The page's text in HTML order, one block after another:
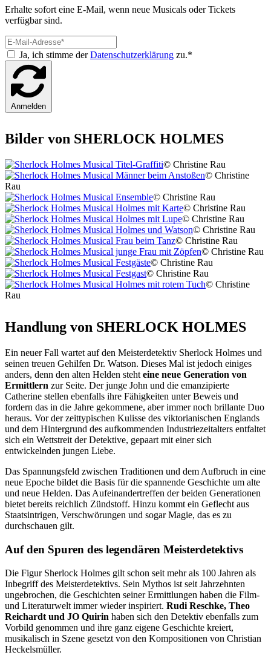
Erhalte sofort eine E-Mail, wenn neue Musicals oder Tickets
verfügbar sind.
Ja, ich stimme derDatenschutzerklärung zu.*
Anmelden
Bilder von SHERLOCK HOLMES
© Christine Rau
© Christine
Rau
© Christine Rau
© Christine Rau
© Christine Rau
© Christine Rau
© Christine Rau
© Christine Rau
© Christine Rau
© Christine Rau
© Christine
Rau
Handlung von SHERLOCK HOLMES
Ein neuer Fall wartet auf den Meisterdetektiv Sherlock Holmes und
seinen treuen Gehilfen Dr. Watson. Dieses Mal ist jedoch einiges
anders, denn den alten Helden steht eine neue Generation von
Ermittlern zur Seite. Der junge John und die emanzipierte
Catherine stellen ebenfalls ihre Fähigkeiten unter Beweis und
fordern das in die Jahre gekommene, aber immer noch brillante Duo
heraus. Vor der zeittypischen Kulisse des viktorianischen Englands
und dem Hintergrund des aufkommenden Industriezeitalters entfaltet
sich ein Wettstreit der Detektive, gepaart mit einer sich
entwickelnden jungen Liebe.
Das Spannungsfeld zwischen Traditionen und dem Aufbruch in eine
neue Epoche bildet die Basis für die spannende Geschichte um alte
und neue Helden. Das Aufeinandertreffen der beiden Generationen
bietet bereits reichlich Zündstoff. Hinzu kommt ein Geflecht aus
Staatsintrigen, Verschwörungen und sogar Magie, das es zu
durchschauen gilt.
Auf den Spuren des legendären Meisterdetektivs
Die Figur Sherlock Holmes gilt schon seit mehr als 100 Jahren als
Inbegriff des Meisterdetektivs. Sein Mythos ist seit Jahrzehnten
ungebrochen, die Geschichten seiner Ermittlungen haben die Film-
und Literaturwelt immer wieder inspiriert. Rudi Reschke, Theo
Reichardt und JO Quirin haben sich den Detektiv ebenfalls zum
Vorbild genommen und ihre ganz eigene Geschichte kreiert,
musikalisch in Szene gesetzt von den Kompositionen von Christian
Heckelsmüller.